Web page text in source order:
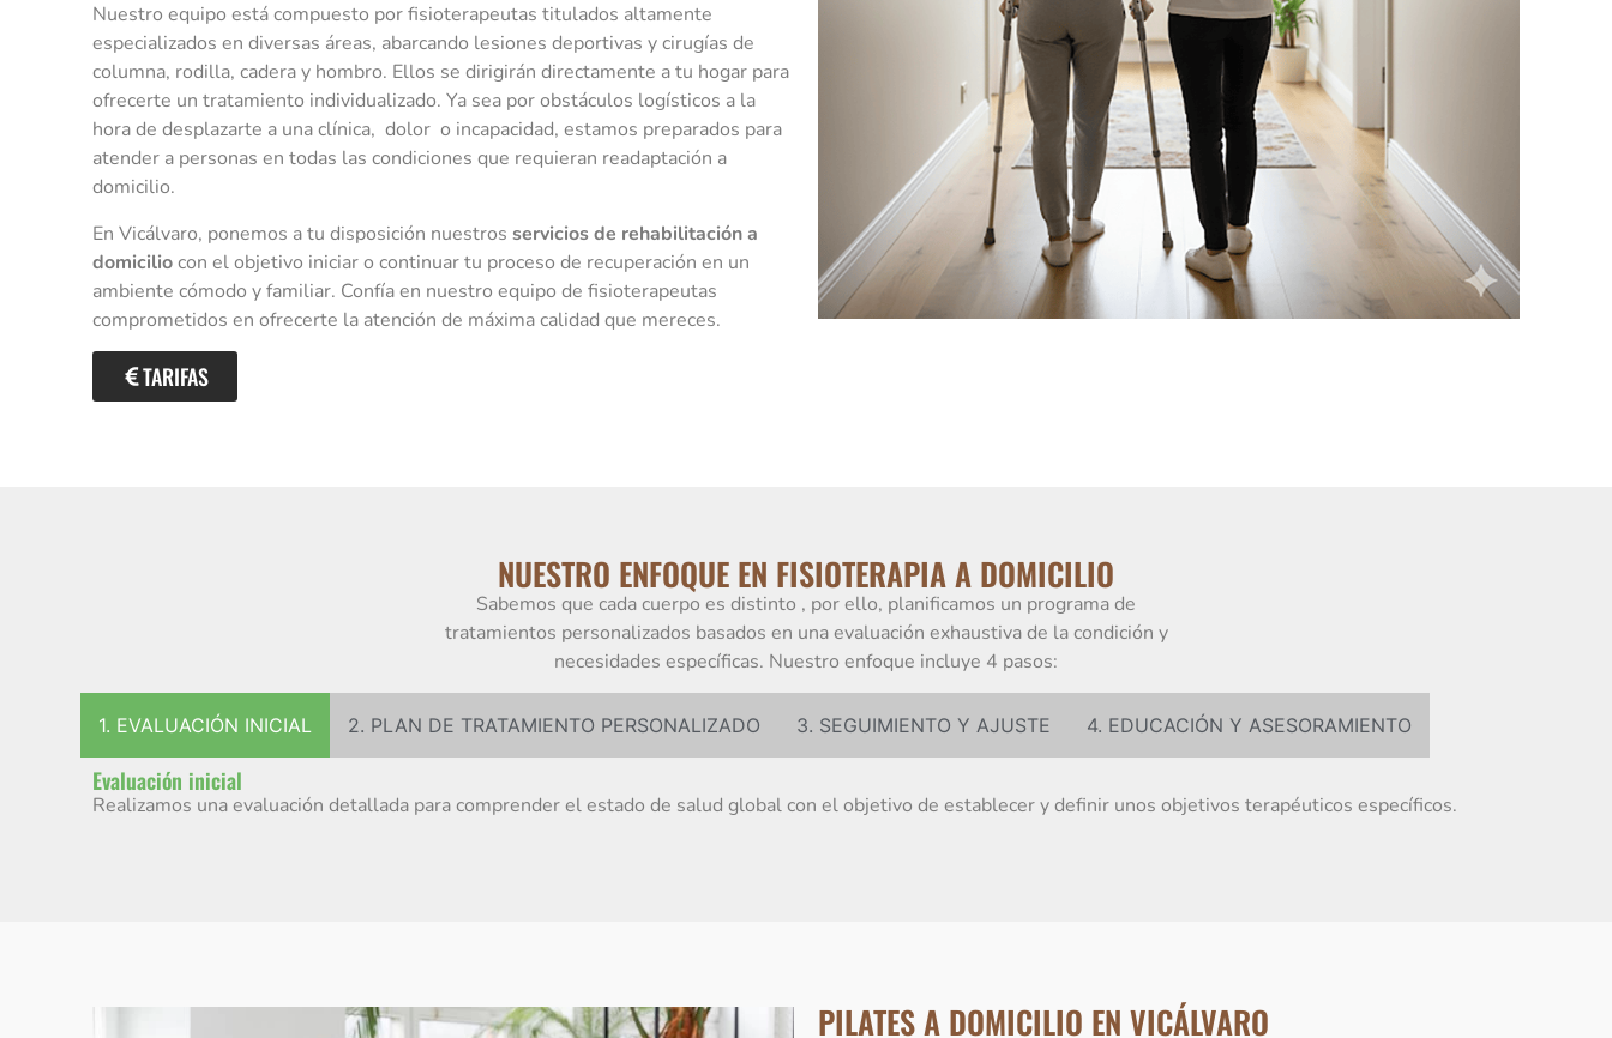
Nuestro equipo está compuesto por fisioterapeutas titulados altamente
especializados en diversas áreas, abarcando lesiones deportivas y cirugías de
columna, rodilla, cadera y hombro. Ellos se dirigirán directamente a tu hogar para
ofrecerte un tratamiento individualizado. Ya sea por obstáculos logísticos a la
hora de desplazarte a una clínica, dolor o incapacidad, estamos preparados para
atender a personas en todas las condiciones que requieran readaptación a
domicilio.
En Vicálvaro, ponemos a tu disposición nuestrosservicios de rehabilitación a
domiciliocon el objetivo iniciar o continuar tu proceso de recuperación en un
ambiente cómodo y familiar. Confía en nuestro equipo de fisioterapeutas
comprometidos en ofrecerte la atención de máxima calidad que mereces.
TARIFAS
NUESTRO ENFOQUE EN FISIOTERAPIA A DOMICILIO
Sabemos que cada cuerpo es distinto , por ello, planificamos un programa de
tratamientos personalizados basados en una evaluación exhaustiva de la condición y
necesidades específicas. Nuestro enfoque incluye 4 pasos:
1. EVALUACIÓN INICIAL 2. PLAN DE TRATAMIENTO PERSONALIZADO 3. SEGUIMIENTO Y AJUSTE 4. EDUCACIÓN Y ASESORAMIENTO
Evaluación inicial
Realizamos una evaluación detallada para comprender el estado de salud global con el objetivo de establecer y definir unos objetivos terapéuticos específicos.
PILATES A DOMICILIO EN VICÁLVARO